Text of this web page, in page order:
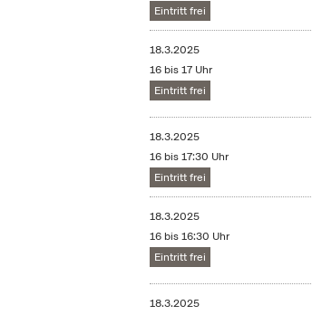
Eintritt frei
18.3.2025
16 bis 17 Uhr
Eintritt frei
18.3.2025
16 bis 17:30 Uhr
Eintritt frei
18.3.2025
16 bis 16:30 Uhr
Eintritt frei
18.3.2025